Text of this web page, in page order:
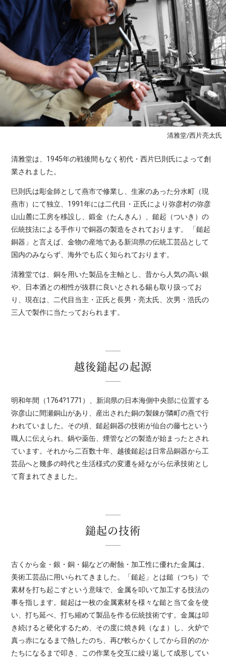
製造者 清雅堂（新潟県）
［表面加工］
硫黄水溶液で銅の地を黒くした後に研磨し、煮色液でさ
っと煮た色。紫金色より鮮やかな色ですが、発色皮膜が
デリケートなため植物蝋よりも丈夫なラッカーコーティ
ングで仕上げています。
熱湯・直火｜×
電子レンジ・オーブンレンジ｜×
食器洗浄機・乾燥機｜×
冷蔵庫｜○
冷凍庫｜×
ご購入前に必ずお読みください。
※全て手作りのため、お品により多少趣きが異なります。 色味
や形などは実物と違いのないよう、出来る限り同じ様に作りま
すが、一点一点が職人による手作業のため、鎚目（つちめ）模
様や色味が若干異なる場合がございますことをご了承くださ
い。
※また、実店舗販売と在庫を共有しているため、ご購入のタイ
ミングにより品切れとなる場合があります。その際は納期1～2
ヶ月程掛かってしまう場合もございます。また、在庫以上のご
清雅堂/西片亮太氏
清雅堂は、1945年の戦後間もなく初代・西片巳則氏によって創
業されました。
巳則氏は彫金師として燕市で修業し、生家のあった分水町（現
燕市）にて独立、1991年には二代目・正氏により弥彦村の弥彦
山山麓に工房を移設し、鍛金（たんきん）、鎚起（ついき）の
伝統技法による手作りで銅器の製造をされております。 「鎚起
銅器」と言えば、金物の産地である新潟県の伝統工芸品として
国内のみならず、海外でも広く知られております。
清雅堂では、銅を用いた製品を主軸とし、昔から人気の高い銀
や、日本酒との相性が抜群に良いとされる錫も取り扱ってお
り、現在は、二代目当主・正氏と長男・亮太氏、次男・浩氏の
三人で製作に当たっておられます。
越後鎚起の起源
明和年間（1764?1771）、新潟県の日本海側中央部に位置する
弥彦山に間瀬銅山があり、産出された銅の製錬が隣町の燕で行
われていました。その頃、鎚起銅器の技術が仙台の藤七という
職人に伝えられ、鍋や薬缶、煙管などの製造が始まったとされ
ています。それから二百数十年、越後鎚起は日常品銅器から工
芸品へと幾多の時代と生活様式の変遷を経ながら伝承技術とし
て育まれてきました。
鎚起の技術
古くから金・銀・銅・錫などの耐蝕・加工性に優れた金属は、
美術工芸品に用いられてきました。「鎚起」とは鎚（つち）で
素材を打ち起こすという意味で、金属を叩いて加工する技法の
事を指します。鎚起は一枚の金属素材を様々な鎚と当て金を使
い、打ち延べ、打ち縮めて製品を作る伝統技術です。金属は叩
き続けると硬化するため、その度に焼き鈍（なま）し、火炉で
真っ赤になるまで熱したのち、再び軟らかくしてから目的のか
たちになるまで叩き、この作業を交互に繰り返して成形してい